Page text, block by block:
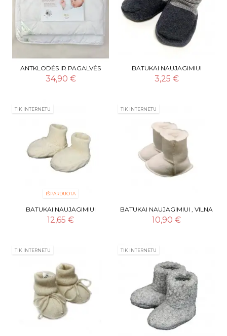
ANTKLODĖS IR PAGALVĖS
KOMPLEKTAS, MEDVILNĖ
(LORITA)
34,90 €
BATUKAI NAUJAGIMIUI
"BENNY", MEDVILNĖ
3,25 €
TIK INTERNETU
IŠPARDUOTA
BATUKAI NAUJAGIMIUI
"PYNUTĖS", MERINO VILNA 10
CM
12,65 €
TIK INTERNETU
BATUKAI NAUJAGIMIUI , VILNA
10,90 €
TIK INTERNETU TIK INTERNETU